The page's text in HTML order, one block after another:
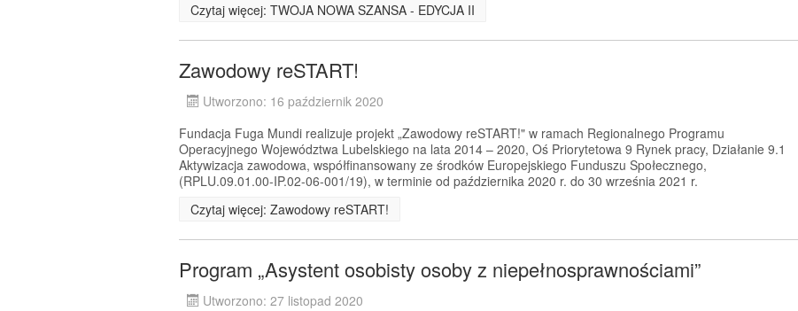
Czytaj więcej: TWOJA NOWA SZANSA - EDYCJA II
Zawodowy reSTART!
Utworzono: 16 październik 2020
Fundacja Fuga Mundi realizuje projekt „Zawodowy reSTART!" w ramach Regionalnego Programu
Operacyjnego Województwa Lubelskiego na lata 2014 – 2020, Oś Priorytetowa 9 Rynek pracy, Działanie 9.1
Aktywizacja zawodowa, współfinansowany ze środków Europejskiego Funduszu Społecznego,
(RPLU.09.01.00-IP.02-06-001/19), w terminie od października 2020 r. do 30 września 2021 r.
Czytaj więcej: Zawodowy reSTART!
Program „Asystent osobisty osoby z niepełnosprawnościami”
Utworzono: 27 listopad 2020